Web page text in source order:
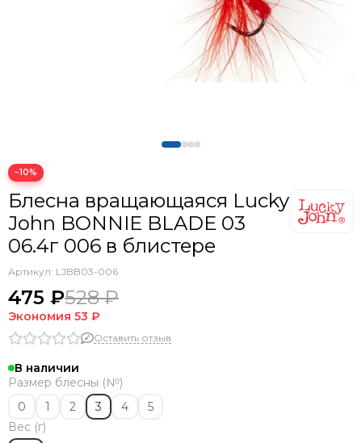
−10%
Блесна вращающаяся Lucky
John BONNIE BLADE 03
06.4г 006 в блистере
Артикул: LJBB03-006
475 ₽528 ₽
Экономия 53 ₽
Оставить отзыв
В наличии
Размер блесны (№)
0
1 2 3 4
5
Вес (г)